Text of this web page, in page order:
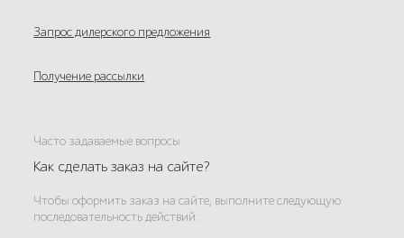
Запрос дилерского предложения
Получение рассылки
Часто задаваемые вопросы
Как сделать заказ на сайте?
Чтобы оформить заказ на сайте, выполните следующую
последовательность действий: